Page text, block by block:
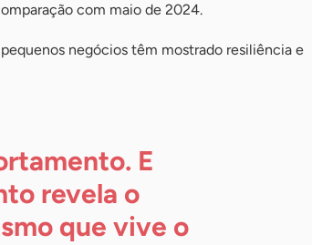
com maio de 2024.
negócios têm mostrado resiliência e
E
revela o
que vive o